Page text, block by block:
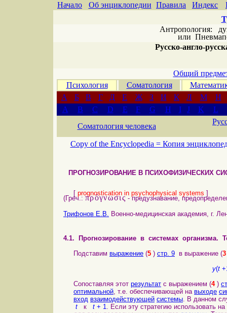
Начало Об энциклопедии Правила Индекс
Антропология:
или
Русско-англо-
Общий
Психология
Соматология
А
Б В Г Д Е Ж З И К Л М
Н
A
B C D E F G H I J K
L
Соматология человека
Copy of the Encyclopedia = Копия
ПРОГНОЗИРОВАНИЕ В ПСИХОФИЗИЧЕСКИХ
[ prognostication in psychophysical systems ]
(Греч.: πρόγνωσις - предузнавание,
Трифонов Е.В. Военно-медицинская академия, г.
4.1. Прогнозирование в системах организма.
Подставим выражение (5 ) стр. 9 в выражение (3
y(t
Сопоставляя этот результат с выражением (4 )
оптимальной, т.е. обеспечивающей на выходе
вход взаимодействующей системы. В данном
t к t + 1. Если эту стратегию использовать